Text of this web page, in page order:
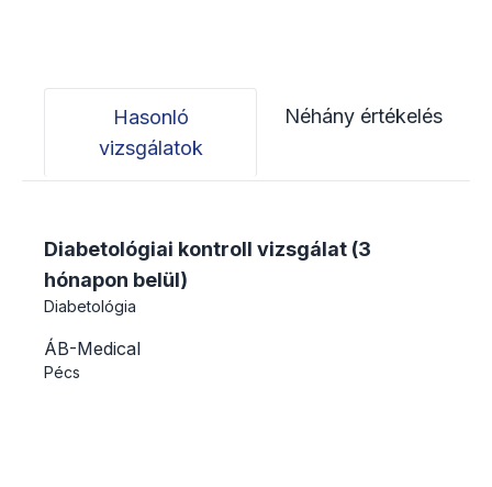
Hasonló
vizsgálatok
Néhány értékelés
Diabetológiai kontroll vizsgálat (3
hónapon belül)
Diabetológia
ÁB-Medical
Pécs